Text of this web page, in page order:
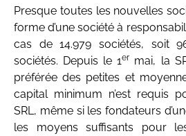
Presque toutes les nouvelles
forme d’une société à
cas de 14.979 sociétés, soit
sociétés. Depuis le 1er mai, la
préférée des petites et
capital minimum n’est requis
SRL, même si les fondateurs
les moyens suffisants pour